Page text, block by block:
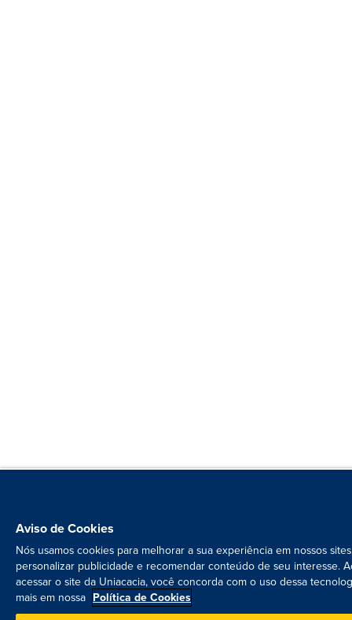
Aviso de Cookies
Nós usamos cookies para melhorar a sua experiência em nossos
personalizar publicidade e recomendar conteúdo de seu interesse.
acessar o site da Uniacacia, você concorda com o uso dessa
mais em nossa Política de Cookies